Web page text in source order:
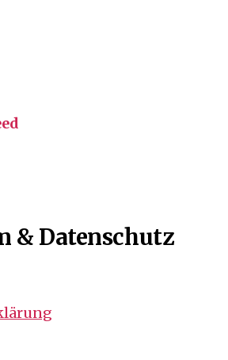
& Datenschutz